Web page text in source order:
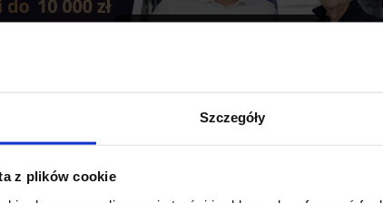
Szczegóły
z plików cookie
które wiążą się z łańcuchem. Ocenie zostanie
położenie znaków nastawczych, ślizgi, a